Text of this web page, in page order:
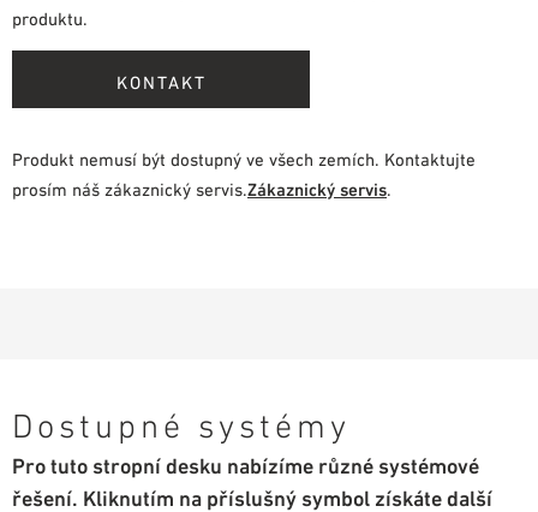
produktu.
KONTAKT
Produkt nemusí být dostupný ve všech zemích. Kontaktujte
prosím náš zákaznický servis.Zákaznický servis.
Dostupné systémy
Pro tuto stropní desku nabízíme různé systémové
řešení. Kliknutím na příslušný symbol získáte další